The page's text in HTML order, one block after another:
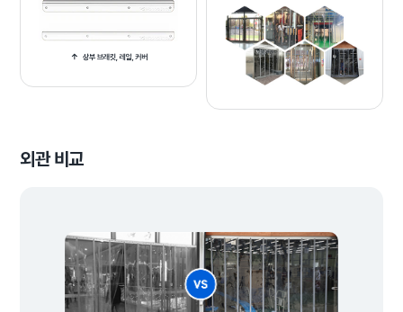
외관 비교